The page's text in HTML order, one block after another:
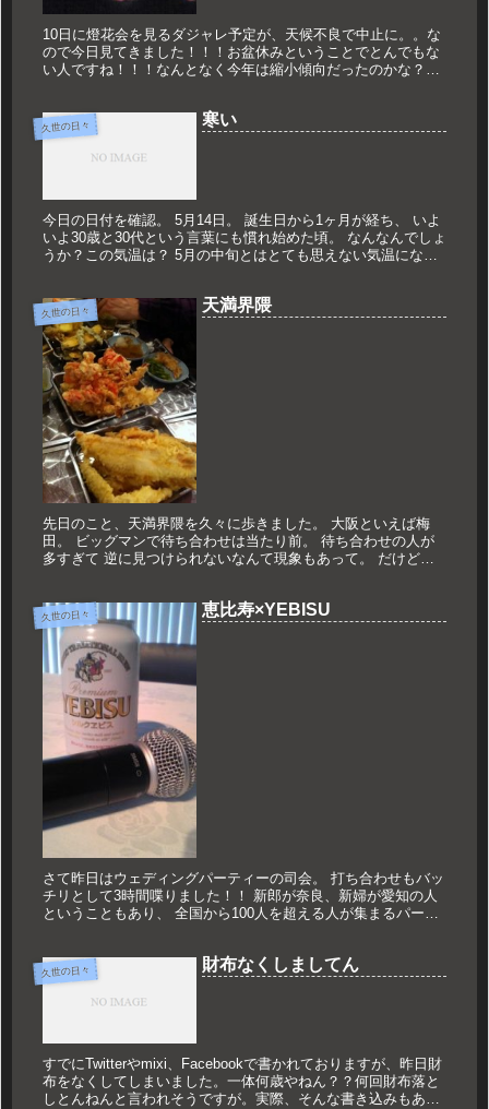
10日に燈花会を見るダジャレ予定が、天候不良で中止に。。な
ので今日見てきました！！！お盆休みということでとんでもな
い人ですね！！！なんとなく今年は縮小傾向だったのかな？？
久世の日々 寒い
今日の日付を確認。 5月14日。 誕生日から1ヶ月が経ち、 いよ
いよ30歳と30代という言葉にも慣れ始めた頃。 なんなんでしょ
うか？この気温は？ 5月の中旬とはとても思えない気温になっ
久世の日々 天満界隈
先日のこと、天満界隈を久々に歩きました。 大阪といえば梅
田。 ビッグマンで待ち合わせは当たり前。 待ち合わせの人が
多すぎて 逆に見つけられないなんて現象もあって。 だけどラ
久世の日々 恵比寿×YEBISU
さて昨日はウェディングパーティーの司会。 打ち合わせもバッ
チリとして3時間喋りました！！ 新郎が奈良、新婦が愛知の人
ということもあり、 全国から100人を超える人が集まるパーテ
久世の日々 財布なくしましてん
すでにTwitterやmixi、Facebookで書かれておりますが、昨日財
布をなくしてしまいました。一体何歳やねん？？何回財布落と
しとんねんと言われそうですが。実際、そんな書き込みもあり